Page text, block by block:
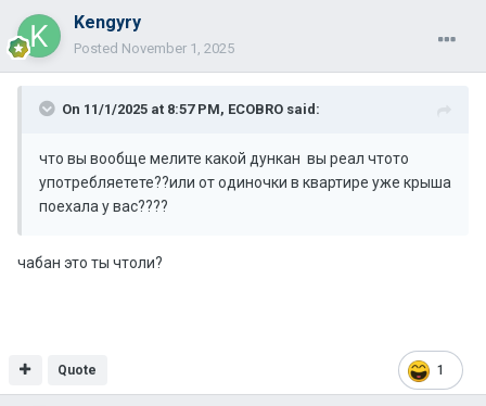
Kengyry
Posted November 1, 2025
On 11/1/2025 at 8:57 PM, ECOBRO said:
что вы вообще мелите какой дункан вы реал чтото
употребляетете??или от одиночки в квартире уже крыша
поехала у вас????
чабан это ты чтоли?
1
Quote